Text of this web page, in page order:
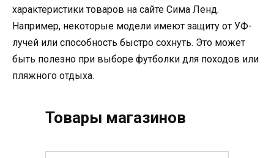
характеристики товаров на сайте Сима Ленд.
Например, некоторые модели имеют защиту от УФ-
лучей или способность быстро сохнуть. Это может
быть полезно при выборе футболки для походов или
пляжного отдыха.
Товары магазинов